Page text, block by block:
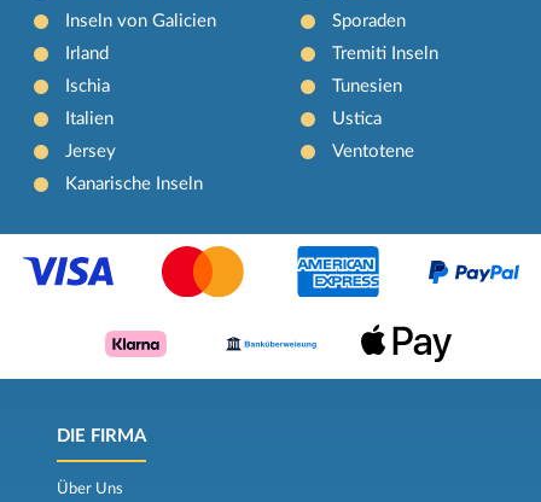
Inseln von Galicien
Irland
Ischia
Italien
Jersey
Kanarische Inseln
Sporaden
Tremiti Inseln
Tunesien
Ustica
Ventotene
DIE FIRMA
Über Uns